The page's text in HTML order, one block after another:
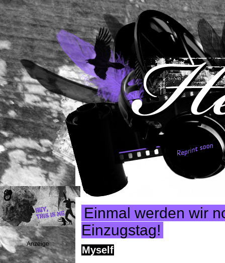
Anzeige
Einmal werden wir
Einzugstag!
Myself